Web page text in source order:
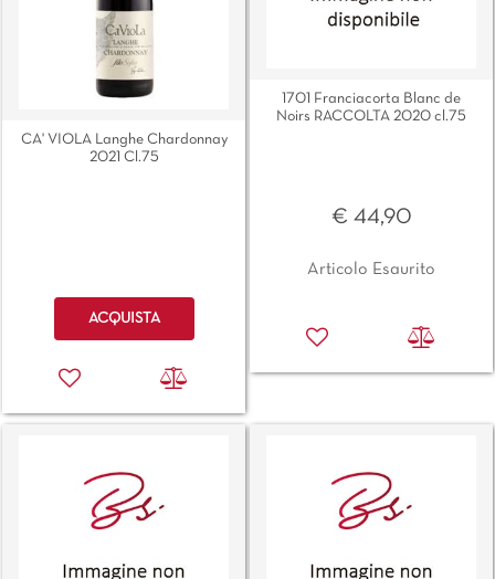
CA' VIOLA Langhe Chardonnay
2021 Cl.75
Quantità
ACQUISTA
1701 Franciacorta Blanc de
Noirs RACCOLTA 2020 cl.75
€ 44,90
Articolo Esaurito